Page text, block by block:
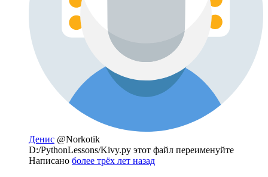
Денис @Norkotik
D:/PythonLessons/Kivy.py этот файл переименуйте
Написано более трёх лет назад